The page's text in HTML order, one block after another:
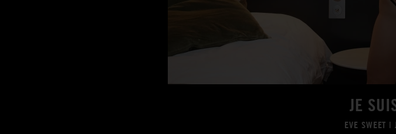
JE
EVE SWEET |